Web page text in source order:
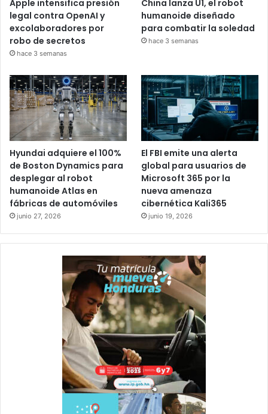
Apple intensifica presión
legal contra OpenAI y
excolaboradores por
robo de secretos
hace 3 semanas
China lanza U1, el robot
humanoide diseñado
para combatir la soledad
hace 3 semanas
Hyundai adquiere el 100%
de Boston Dynamics para
desplegar al robot
humanoide Atlas en
fábricas de automóviles
junio 27, 2026
El FBI emite una alerta
global para usuarios de
Microsoft 365 por la
nueva amenaza
cibernética Kali365
junio 19, 2026